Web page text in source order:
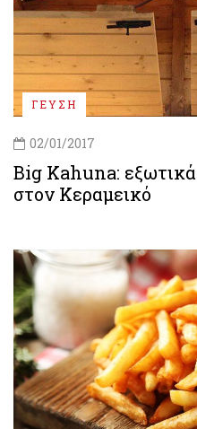
ΓΕΥΣΗ
02/01/2017
Big Kahuna:
στον Κεραμεικό